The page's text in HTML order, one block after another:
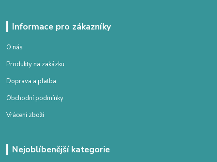
Informace pro zákazníky
O nás
Produkty na zakázku
Doprava a platba
Obchodní podmínky
Vrácení zboží
Nejoblíbenější kategorie